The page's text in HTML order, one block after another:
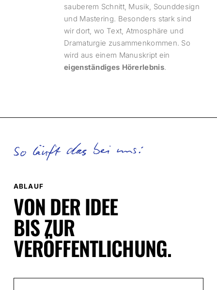
sauberem Schnitt, Musik, Sounddesign
und Mastering. Besonders stark sind
wir dort, wo Text, Atmosphäre und
Dramaturgie zusammenkommen. So
wird aus einem Manuskript ein
eigenständiges Hörerlebnis.
So läuft das bei uns:
ABLAUF
VON DER IDEE
BIS ZUR
VERÖFFENTLICHUNG.